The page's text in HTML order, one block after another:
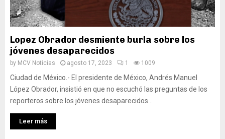
Lopez Obrador desmiente burla sobre los
jóvenes desaparecidos
by MCV Noticias agosto 17, 2023 1 1009
Ciudad de México.- El presidente de México, Andrés Manuel
López Obrador, insistió en que no escuchó las preguntas de los
reporteros sobre los jóvenes desaparecidos...
Leer más